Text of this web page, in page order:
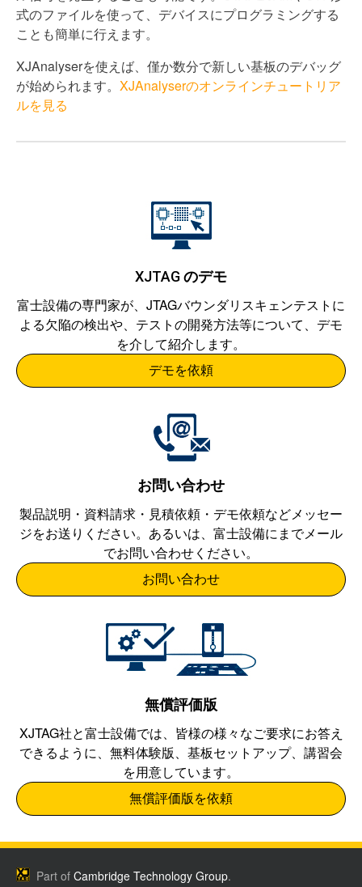
式のファイルを使って、デバイスにプログラミングする
ことも簡単に行えます。
XJAnalyserを使えば、僅か数分で新しい基板のデバッグ
が始められます。 XJAnalyserのオンラインチュートリア
ルを見る
XJTAGのデモ
富士設備の専門家が、JTAGバウンダリスキェンテストに
よる欠陥の検出や、テストの開発方法等について、デモ
を介して紹介します。
デモを依頼
お問い合わせ
製品説明・資料請求・見積依頼・デモ依頼などメッセー
ジをお送りください。あるいは、 富士設備にまでメール
でお問い合わせください。
お問い合わせ
無償評価版
XJTAG社と富士設備では、皆様の様々なご要求にお答え
できるように、無料体験版、基板セットアップ、講習会
を用意しています。
無償評価版を依頼
Part ofCambridge Technology Group.